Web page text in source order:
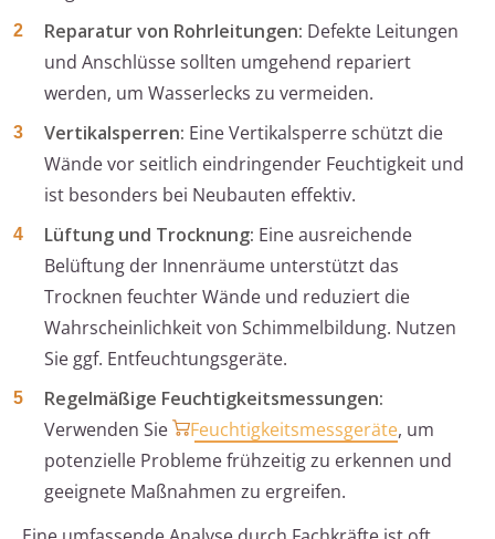
Reparatur von Rohrleitungen: Defekte Leitungen
und Anschlüsse sollten umgehend repariert
werden, um Wasserlecks zu vermeiden.
Vertikalsperren: Eine Vertikalsperre schützt die
Wände vor seitlich eindringender Feuchtigkeit und
ist besonders bei Neubauten effektiv.
Lüftung und Trocknung: Eine ausreichende
Belüftung der Innenräume unterstützt das
Trocknen feuchter Wände und reduziert die
Wahrscheinlichkeit von Schimmelbildung. Nutzen
Sie ggf. Entfeuchtungsgeräte.
Regelmäßige Feuchtigkeitsmessungen:
Verwenden Sie
Feuchtigkeitsmessgeräte, um
potenzielle Probleme frühzeitig zu erkennen und
geeignete Maßnahmen zu ergreifen.